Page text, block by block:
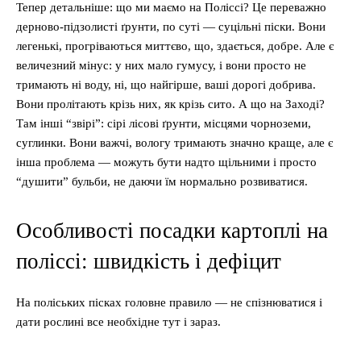
Тепер детальніше: що ми маємо на Поліссі? Це переважно
дерново-підзолисті ґрунти, по суті — суцільні піски. Вони
легенькі, прогріваються миттєво, що, здається, добре. Але є
величезний мінус: у них мало гумусу, і вони просто не
тримають ні воду, ні, що найгірше, ваші дорогі добрива.
Вони пролітають крізь них, як крізь сито. А що на Заході?
Там інші “звірі”: сірі лісові ґрунти, місцями чорноземи,
суглинки. Вони важчі, вологу тримають значно краще, але є
інша проблема — можуть бути надто щільними і просто
“душити” бульби, не даючи їм нормально розвиватися.
Особливості посадки картоплі на
поліссі: швидкість і дефіцит
На поліських пісках головне правило — не спізнюватися і
дати рослині все необхідне тут і зараз.